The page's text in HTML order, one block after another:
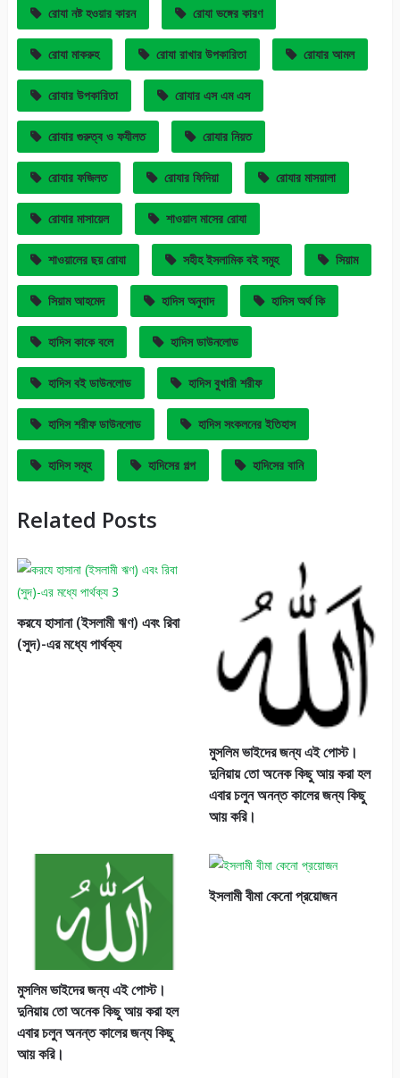
রোযা নষ্ট হওয়ার কারন রোযা ভঙ্গের কারণ
রোযা মাকরুহ রোযা রাখার উপকারিতা রোযার আমল
রোযার উপকারিতা রোযার এস এম এস
রোযার গুরুত্ব ও ফযীলত রোযার নিয়ত
রোযার ফজিলত রোযার ফিদিয়া রোযার মাসয়ালা
রোযার মাসায়েল শাওয়াল মাসের রোযা
শাওয়ালের ছয় রোযা সহীহ ইসলামিক বই সমুহ সিয়াম
সিয়াম আহমেদ হাদিস অনুবাদ হাদিস অর্থ কি
হাদিস কাকে বলে হাদিস ডাউনলোড
হাদিস বই ডাউনলোড হাদিস বুখারী শরীফ
হাদিস শরীফ ডাউনলোড হাদিস সংকলনের ইতিহাস
হাদিস সমূহ হাদিসের গল্প হাদিসের বানি
Related Posts
করযে হাসানা (ইসলামী ঋণ) এবং রিবা
(সুদ)-এর মধ্যে পার্থক্য
মুসলিম ভাইদের জন্য এই পোস্ট।
দুনিয়ায় তো অনেক কিছু আয় করা হল
এবার চলুন অনন্ত কালের জন্য কিছু
আয় করি।
মুসলিম ভাইদের জন্য এই পোস্ট।
দুনিয়ায় তো অনেক কিছু আয় করা হল
এবার চলুন অনন্ত কালের জন্য কিছু
আয় করি।
ইসলামী বীমা কেনো প্রয়োজন